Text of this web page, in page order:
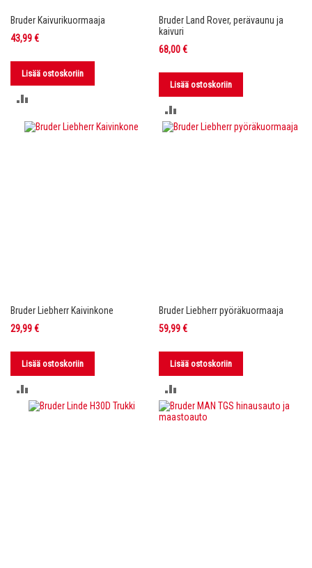
Bruder Kaivurikuormaaja
43,99 €
Lisää ostoskoriin
VERTAILUUN
Bruder Land Rover, perävaunu ja
kaivuri
68,00 €
Lisää ostoskoriin
VERTAILUUN
Bruder Liebherr Kaivinkone
29,99 €
Lisää ostoskoriin
VERTAILUUN
Bruder Liebherr pyöräkuormaaja
59,99 €
Lisää ostoskoriin
VERTAILUUN